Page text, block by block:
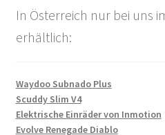
In Österreich nur bei uns
erhältlich:
Waydoo Subnado Plus
Scuddy Slim V4
Elektrische Einräder von Inmotion
Evolve Renegade Diablo